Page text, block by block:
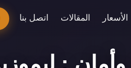
الأسعار المقالات اتصل بنا